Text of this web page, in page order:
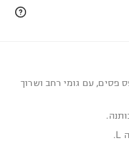
פסים, עם גומי רחב ושרוך